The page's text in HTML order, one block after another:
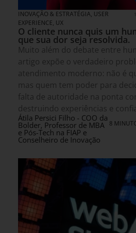
INOVAÇÃO & ESTRATÉGIA, USER
EXPERIENCE, UX
O cliente nunca quis um
que sua dor seja resolvida.
Muito além do debate entre
artigo expõe o verdadeiro
atendimento moderno: não é
mas quem tem poder para
falta de autoridade na ponta
destruindo experiências e
Átila Persici Filho - COO da
Bolder, Professor de MBA
e Pós-Tech na FIAP e
Conselheiro de Inovação
8